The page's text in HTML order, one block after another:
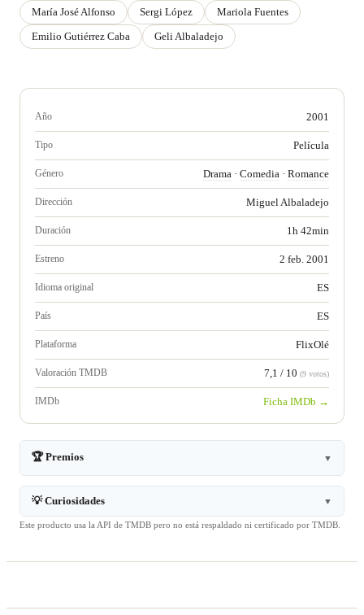
María José Alfonso Sergi López
Mariola Fuentes
Emilio Gutiérrez Caba
Geli Albaladejo
Año 2001
Tipo Película
Género Drama · Comedia · Romance
Dirección Miguel Albaladejo
Duración 1h 42min
Estreno 2 feb. 2001
Idioma original ES
País ES
Plataforma FlixOlé
Valoración TMDB 7,1 / 10 (9 votos)
IMDb Ficha IMDb →
🏆 Premios ▼
💡 Curiosidades ▼
Este producto usa la API de TMDB pero no está respaldado ni certificado por TMDB.